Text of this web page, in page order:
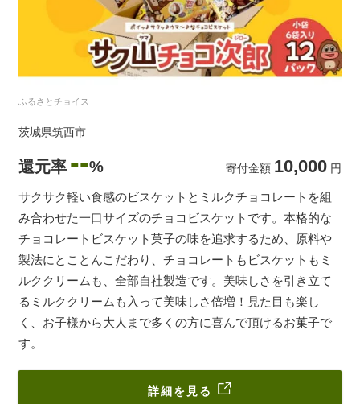
ふるさとチョイス
茨城県筑西市
還元率 --% 寄付金額 10,000 円
サクサク軽い食感のビスケットとミルクチョコレートを組
み合わせた一口サイズのチョコビスケットです。本格的な
チョコレートビスケット菓子の味を追求するため、原料や
製法にとことんこだわり、チョコレートもビスケットもミ
ルククリームも、全部自社製造です。美味しさを引き立て
るミルククリームも入って美味しさ倍増！見た目も楽し
く、お子様から大人まで多くの方に喜んで頂けるお菓子で
す。
詳細を見る